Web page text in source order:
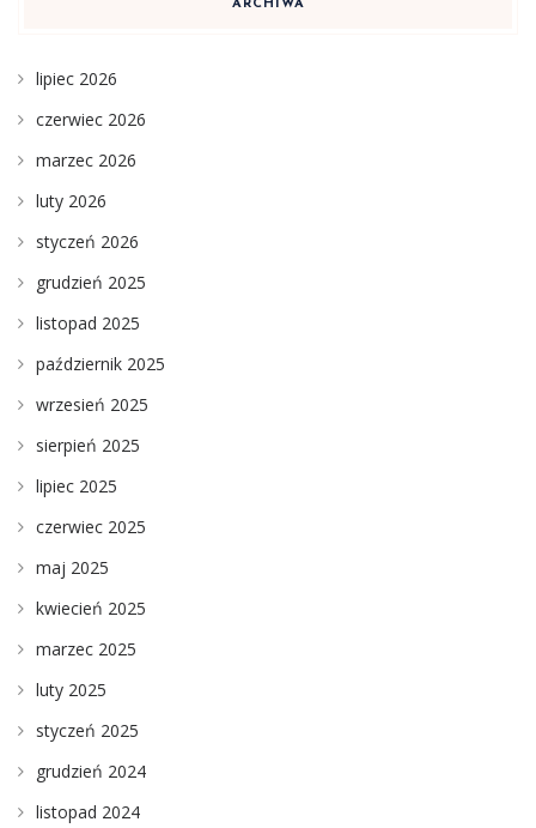
ARCHIWA
lipiec 2026
czerwiec 2026
marzec 2026
luty 2026
styczeń 2026
grudzień 2025
listopad 2025
październik 2025
wrzesień 2025
sierpień 2025
lipiec 2025
czerwiec 2025
maj 2025
kwiecień 2025
marzec 2025
luty 2025
styczeń 2025
grudzień 2024
listopad 2024